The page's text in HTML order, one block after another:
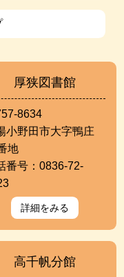
厚狭図書館
8634
小野田市大字鴨庄
地
番号：0836-72-
詳細をみる
高千帆分館